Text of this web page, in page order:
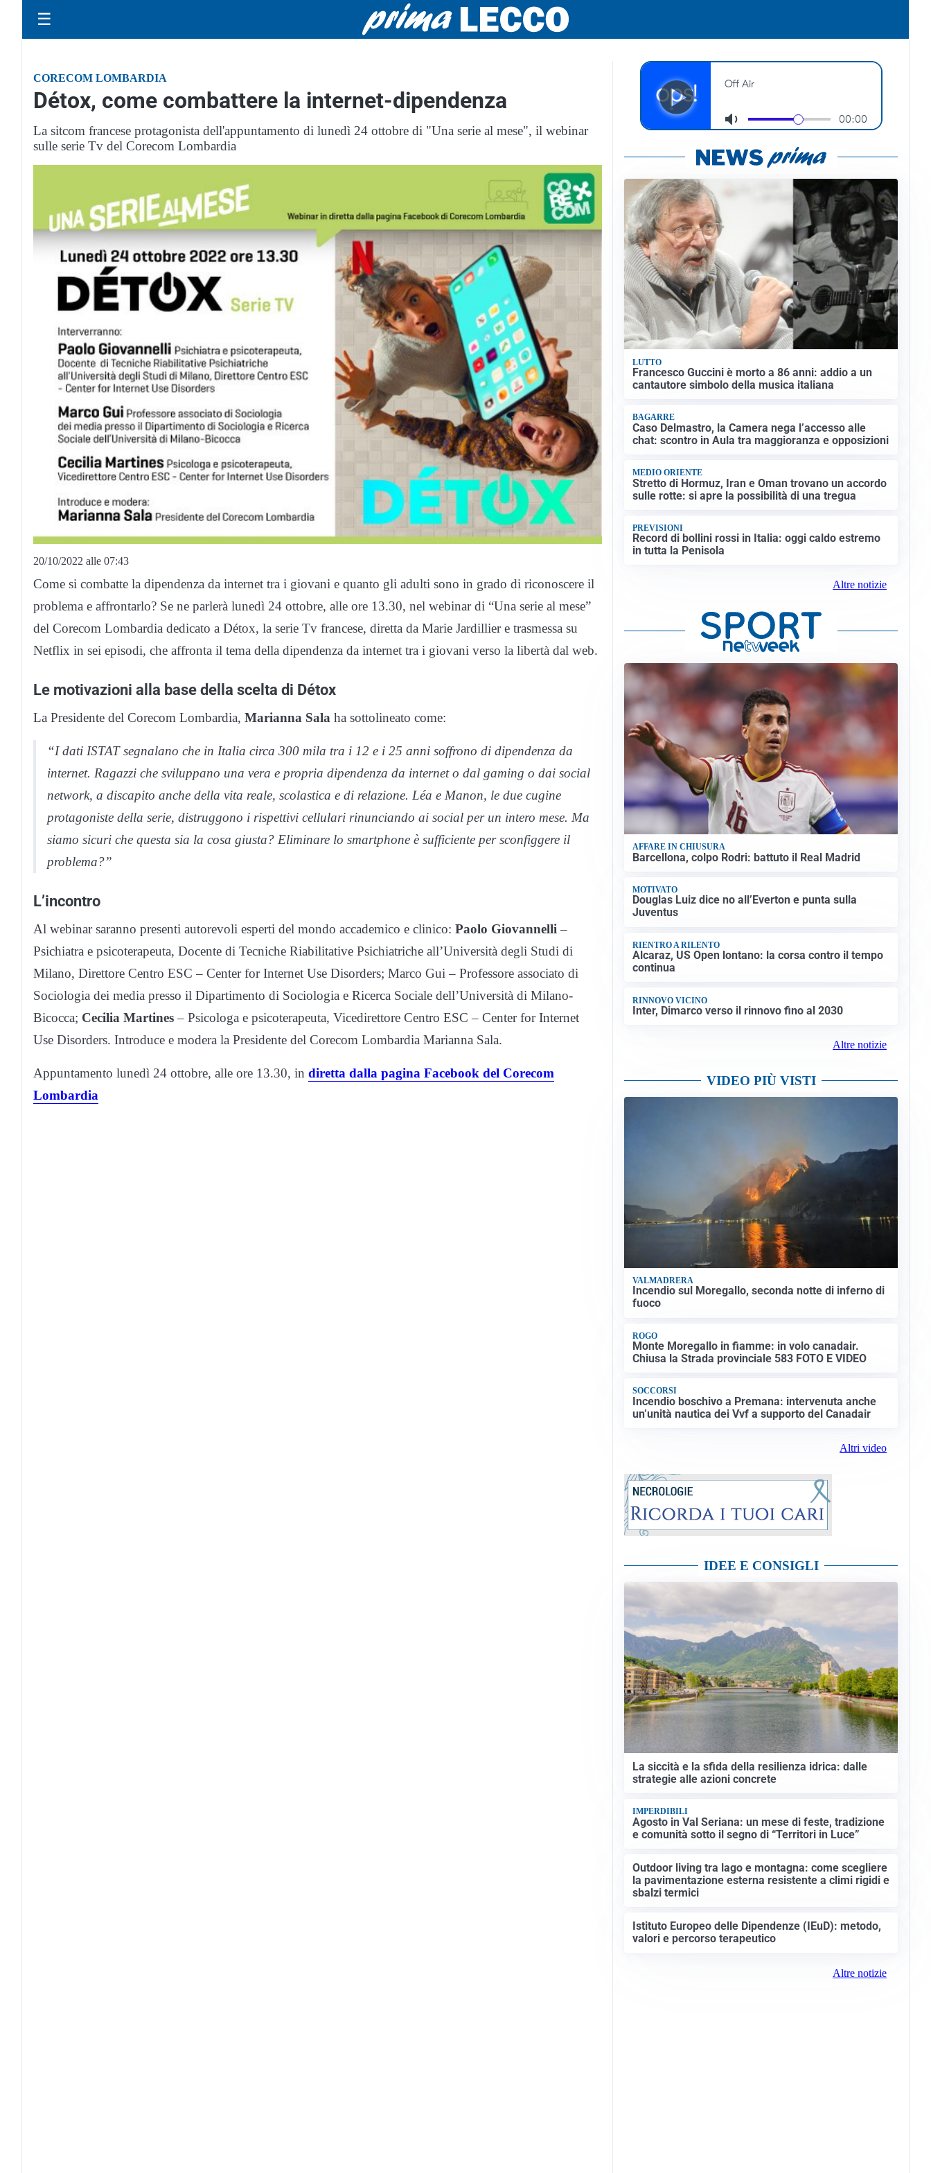
☰
CORECOM LOMBARDIA
Détox, come combattere la internet-dipendenza
La sitcom francese protagonista dell'appuntamento di lunedì 24 ottobre di "Una serie al mese", il webinar
sulle serie Tv del Corecom Lombardia
20/10/2022 alle 07:43
Come si combatte la dipendenza da internet tra i giovani e quanto gli adulti sono in grado di riconoscere il
problema e affrontarlo? Se ne parlerà lunedì 24 ottobre, alle ore 13.30, nel webinar di “Una serie al mese”
del Corecom Lombardia dedicato a Détox, la serie Tv francese, diretta da Marie Jardillier e trasmessa su
Netflix in sei episodi, che affronta il tema della dipendenza da internet tra i giovani verso la libertà dal web.
Le motivazioni alla base della scelta di Détox
La Presidente del Corecom Lombardia, Marianna Sala ha sottolineato come:
“I dati ISTAT segnalano che in Italia circa 300 mila tra i 12 e i 25 anni soffrono di dipendenza da
internet. Ragazzi che sviluppano una vera e propria dipendenza da internet o dal gaming o dai social
network, a discapito anche della vita reale, scolastica e di relazione. Léa e Manon, le due cugine
protagoniste della serie, distruggono i rispettivi cellulari rinunciando ai social per un intero mese. Ma
siamo sicuri che questa sia la cosa giusta? Eliminare lo smartphone è sufficiente per sconfiggere il
problema?”
L’incontro
Al webinar saranno presenti autorevoli esperti del mondo accademico e clinico: Paolo Giovannelli –
Psichiatra e psicoterapeuta, Docente di Tecniche Riabilitative Psichiatriche all’Università degli Studi di
Milano, Direttore Centro ESC – Center for Internet Use Disorders; Marco Gui – Professore associato di
Sociologia dei media presso il Dipartimento di Sociologia e Ricerca Sociale dell’Università di Milano-
Bicocca; Cecilia Martines– Psicologa e psicoterapeuta, Vicedirettore Centro ESC – Center for Internet
Use Disorders. Introduce e modera la Presidente del Corecom Lombardia Marianna Sala.
Appuntamento lunedì 24 ottobre, alle ore 13.30, in diretta dalla pagina Facebook del Corecom
Lombardia
LUTTO
Francesco Guccini è morto a 86 anni: addio a un
cantautore simbolo della musica italiana
BAGARRE
Caso Delmastro, la Camera nega l’accesso alle
chat: scontro in Aula tra maggioranza e opposizioni
MEDIO ORIENTE
Stretto di Hormuz, Iran e Oman trovano un accordo
sulle rotte: si apre la possibilità di una tregua
PREVISIONI
Record di bollini rossi in Italia: oggi caldo estremo
in tutta la Penisola
Altre notizie
AFFARE IN CHIUSURA
Barcellona, colpo Rodri: battuto il Real Madrid
MOTIVATO
Douglas Luiz dice no all’Everton e punta sulla
Juventus
RIENTRO A RILENTO
Alcaraz, US Open lontano: la corsa contro il tempo
continua
RINNOVO VICINO
Inter, Dimarco verso il rinnovo fino al 2030
Altre notizie
VIDEO PIÙ VISTI
VALMADRERA
Incendio sul Moregallo, seconda notte di inferno di
fuoco
ROGO
Monte Moregallo in fiamme: in volo canadair.
Chiusa la Strada provinciale 583 FOTO E VIDEO
SOCCORSI
Incendio boschivo a Premana: intervenuta anche
un’unità nautica dei Vvf a supporto del Canadair
Altri video
IDEE E CONSIGLI
La siccità e la sfida della resilienza idrica: dalle
strategie alle azioni concrete
IMPERDIBILI
Agosto in Val Seriana: un mese di feste, tradizione
e comunità sotto il segno di “Territori in Luce”
Outdoor living tra lago e montagna: come scegliere
la pavimentazione esterna resistente a climi rigidi e
sbalzi termici
Istituto Europeo delle Dipendenze (IEuD): metodo,
valori e percorso terapeutico
Altre notizie